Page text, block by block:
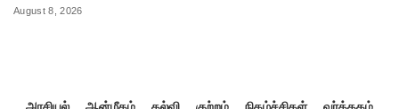
August 8, 2026
அரசியல் ஆன்மீகம் கல்வி குற்றம் நிகழ்ச்சிகள் வர்த்தகம்